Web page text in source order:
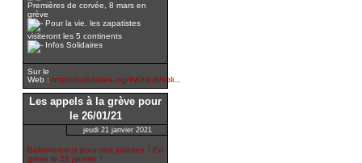
Premières de corvée, 8 mars en
grève
Pour la vie. les zapatistes
visiteront les 5 continents
Infos Solidaires
Sur le
Web : https://solidaires.org/IMG/pdf/soli...
Les appels à la grève pour
le 26/01/21
jeudi 21 janvier 2021
Battons-nous pour nos salaires ! En
grève le 26 janvier !